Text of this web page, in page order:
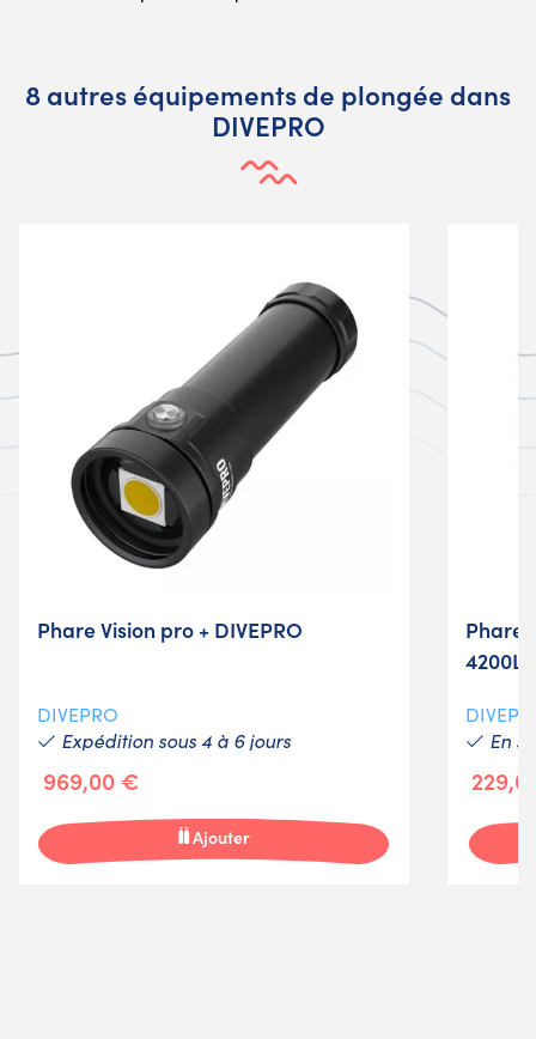
8 autres équipements de plongée dans
DIVEPRO
Phare Vision pro + DIVEPRO
DIVEPRO
Expédition sous 4 à 6 jours
969,00 €
Ajouter
Phare
En